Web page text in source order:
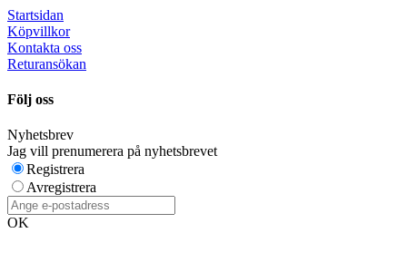
Startsidan
Köpvillkor
Kontakta oss
Returansökan
Följ oss
Nyhetsbrev
Jag vill prenumerera på nyhetsbrevet
Registrera
Avregistrera
OK